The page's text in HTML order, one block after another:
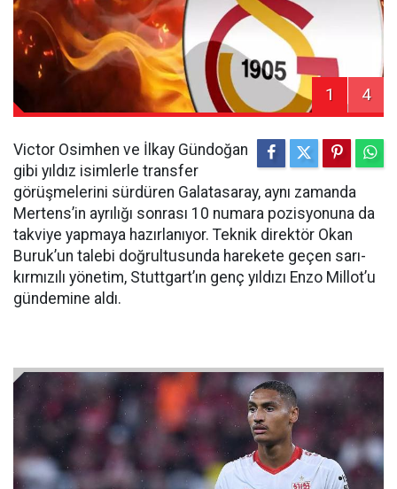
1 4
Victor Osimhen ve İlkay Gündoğan
gibi yıldız isimlerle transfer
görüşmelerini sürdüren Galatasaray, aynı zamanda
Mertens’in ayrılığı sonrası 10 numara pozisyonuna da
takviye yapmaya hazırlanıyor. Teknik direktör Okan
Buruk’un talebi doğrultusunda harekete geçen sarı-
kırmızılı yönetim, Stuttgart’ın genç yıldızı Enzo Millot’u
gündemine aldı.